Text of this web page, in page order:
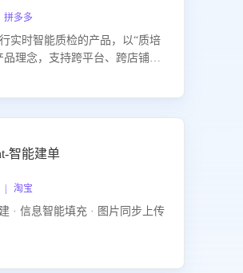
多多
实时智能质检的产品，以“质培
品理念，支持跨平台、跨店铺的
队的销服能力。
智能建单
| 淘宝
· 信息智能填充 · 图片同步上传